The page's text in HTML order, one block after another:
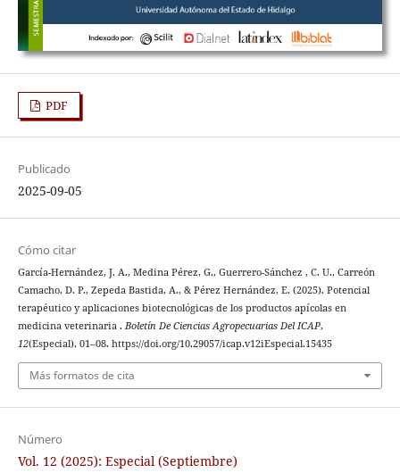
PDF
Publicado
2025-09-05
Cómo citar
García-Hernández, J. A., Medina Pérez, G., Guerrero-Sánchez , C. U., Carreón
Camacho, D. P., Zepeda Bastida, A., & Pérez Hernández, E. (2025). Potencial
terapéutico y aplicaciones biotecnológicas de los productos apícolas en
medicina veterinaria . Boletín De Ciencias Agropecuarias Del ICAP,
12(Especial), 01–08. https://doi.org/10.29057/icap.v12iEspecial.15435
Más formatos de cita
Número
Vol. 12 (2025): Especial (Septiembre)